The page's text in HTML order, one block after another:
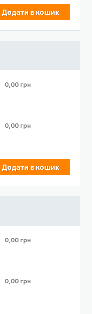
Додати в кошик
0,00 грн
0,00 грн
Додати в кошик
0,00 грн
0,00 грн